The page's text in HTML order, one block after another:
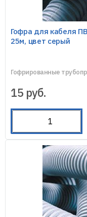
Гофра для кабеля
25м, цвет серый
Гофрированные
15 руб.